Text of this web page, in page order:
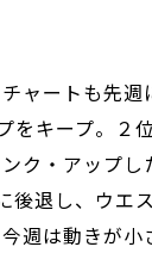
ャートも先
をキープ。２
ク・アップ
後退し、ウエ
週は動きが